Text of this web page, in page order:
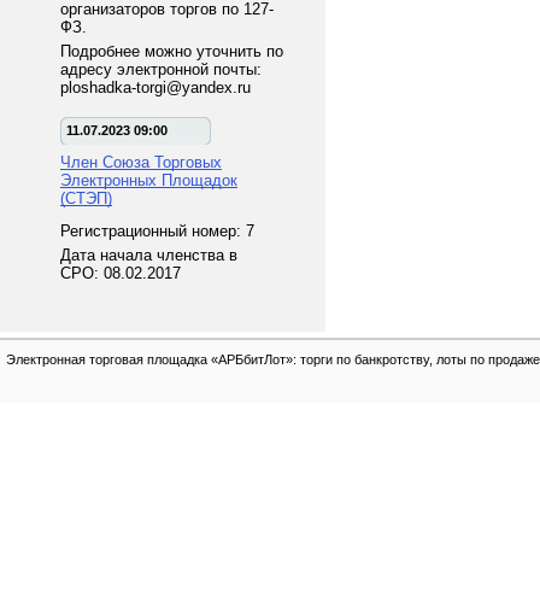
организаторов торгов по 127-
ФЗ.
Подробнее можно уточнить по
адресу электронной почты:
ploshadka-torgi@yandex.ru
11.07.2023 09:00
Член Союза Торговых
Электронных Площадок
(СТЭП)
Регистрационный номер: 7
Дата начала членства в
СРО: 08.02.2017
Электронная торговая площадка «АРБбитЛот»: торги по банкротству, лоты по